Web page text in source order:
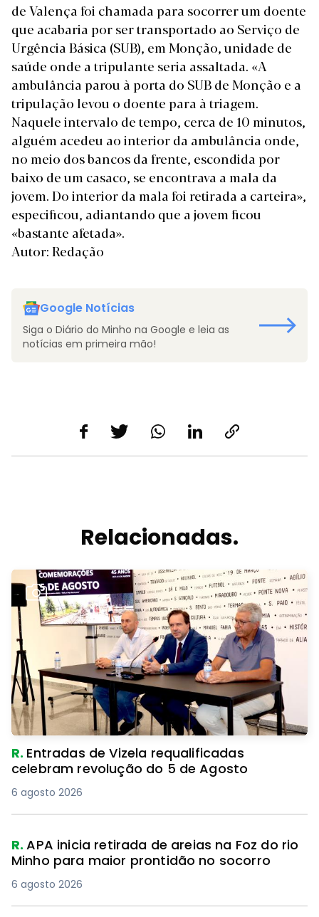
de Valença foi chamada para socorrer um doente
que acabaria por ser transportado ao Serviço de
Urgência Básica (SUB), em Monção, unidade de
saúde onde a tripulante seria assaltada. «A
ambulância parou à porta do SUB de Monção e a
tripulação levou o doente para à triagem.
Naquele intervalo de tempo, cerca de 10 minutos,
alguém acedeu ao interior da ambulância onde,
no meio dos bancos da frente, escondida por
baixo de um casaco, se encontrava a mala da
jovem. Do interior da mala foi retirada a carteira»,
especificou, adiantando que a jovem ficou
«bastante afetada».
Autor: Redação
Google Notícias
Siga o Diário do Minho na Google e leia as
notícias em primeira mão!
Relacionadas.
R. Entradas de Vizela requalificadas
celebram revolução do 5 de Agosto
6 agosto 2026
R.APA inicia retirada de areias na Foz do rio
Minho para maior prontidão no socorro
6 agosto 2026